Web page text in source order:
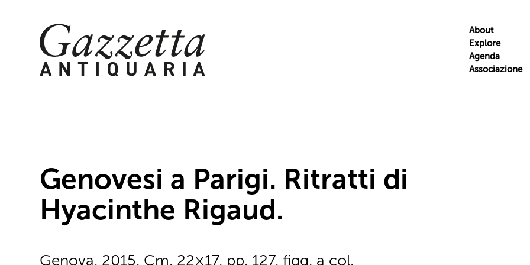
Skip
to
content
About
Explore
Agenda
Associazione
Genovesi a Parigi. Ritratti di
Hyacinthe Rigaud.
Genova, 2015. Cm. 22×17, pp. 127, figg. a col.